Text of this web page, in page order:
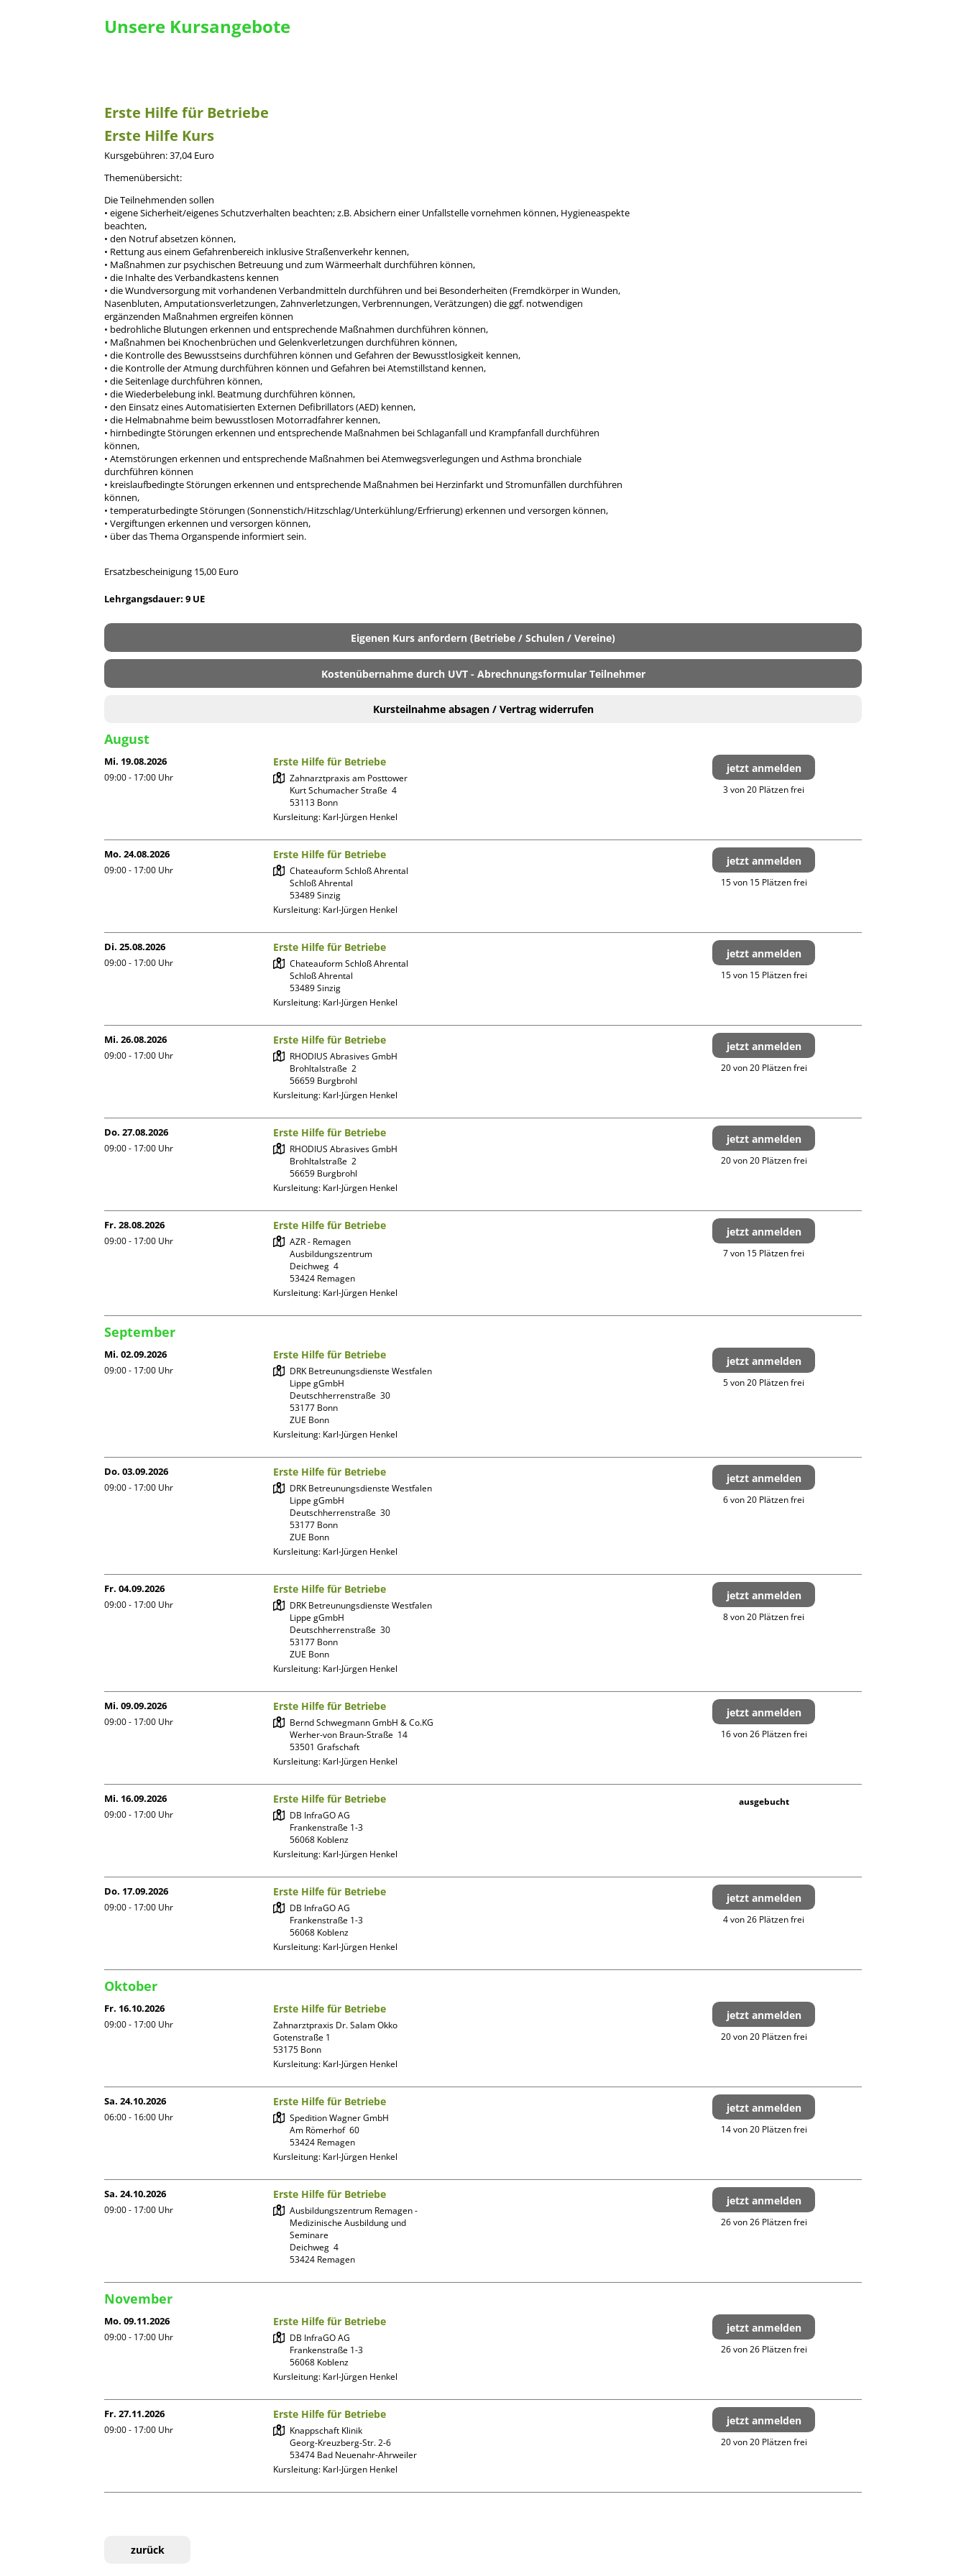
Unsere Kursangebote
Erste Hilfe für Betriebe
Erste Hilfe Kurs
Kursgebühren: 37,04 Euro
Themenübersicht:
Die Teilnehmenden sollen
• eigene Sicherheit/eigenes Schutzverhalten beachten; z.B. Absichern einer Unfallstelle vornehmen können, Hygieneaspekte
beachten,
• den Notruf absetzen können,
• Rettung aus einem Gefahrenbereich inklusive Straßenverkehr kennen,
• Maßnahmen zur psychischen Betreuung und zum Wärmeerhalt durchführen können,
• die Inhalte des Verbandkastens kennen
• die Wundversorgung mit vorhandenen Verbandmitteln durchführen und bei Besonderheiten (Fremdkörper in Wunden,
Nasenbluten, Amputationsverletzungen, Zahnverletzungen, Verbrennungen, Verätzungen) die ggf. notwendigen
ergänzenden Maßnahmen ergreifen können
• bedrohliche Blutungen erkennen und entsprechende Maßnahmen durchführen können,
• Maßnahmen bei Knochenbrüchen und Gelenkverletzungen durchführen können,
• die Kontrolle des Bewusstseins durchführen können und Gefahren der Bewusstlosigkeit kennen,
• die Kontrolle der Atmung durchführen können und Gefahren bei Atemstillstand kennen,
• die Seitenlage durchführen können,
• die Wiederbelebung inkl. Beatmung durchführen können,
• den Einsatz eines Automatisierten Externen Defibrillators (AED) kennen,
• die Helmabnahme beim bewusstlosen Motorradfahrer kennen,
• hirnbedingte Störungen erkennen und entsprechende Maßnahmen bei Schlaganfall und Krampfanfall durchführen
können,
• Atemstörungen erkennen und entsprechende Maßnahmen bei Atemwegsverlegungen und Asthma bronchiale
durchführen können
• kreislaufbedingte Störungen erkennen und entsprechende Maßnahmen bei Herzinfarkt und Stromunfällen durchführen
können,
• temperaturbedingte Störungen (Sonnenstich/Hitzschlag/Unterkühlung/Erfrierung) erkennen und versorgen können,
• Vergiftungen erkennen und versorgen können,
• über das Thema Organspende informiert sein.
Ersatzbescheinigung 15,00 Euro
Lehrgangsdauer: 9 UE
Eigenen Kurs anfordern (Betriebe / Schulen / Vereine)
Kostenübernahme durch UVT - Abrechnungsformular Teilnehmer
Kursteilnahme absagen / Vertrag widerrufen
August
Mi. 19.08.2026
09:00 - 17:00 Uhr
Erste Hilfe für Betriebe
Zahnarztpraxis am Posttower
Kurt Schumacher Straße  4
53113 Bonn
Kursleitung: Karl-Jürgen Henkel
jetzt anmelden
3 von 20 Plätzen frei
Mo. 24.08.2026
09:00 - 17:00 Uhr
Erste Hilfe für Betriebe
Chateauform Schloß Ahrental
Schloß Ahrental
53489 Sinzig
Kursleitung: Karl-Jürgen Henkel
jetzt anmelden
15 von 15 Plätzen frei
Di. 25.08.2026
09:00 - 17:00 Uhr
Erste Hilfe für Betriebe
Chateauform Schloß Ahrental
Schloß Ahrental
53489 Sinzig
Kursleitung: Karl-Jürgen Henkel
jetzt anmelden
15 von 15 Plätzen frei
Mi. 26.08.2026
09:00 - 17:00 Uhr
Erste Hilfe für Betriebe
RHODIUS Abrasives GmbH
Brohltalstraße  2
Kursleitung: Karl-Jürgen Henkel
jetzt anmelden
20 von 20 Plätzen frei
Do. 27.08.2026
09:00 - 17:00 Uhr
Erste Hilfe für Betriebe
RHODIUS Abrasives GmbH
Brohltalstraße  2
Kursleitung: Karl-Jürgen Henkel
jetzt anmelden
20 von 20 Plätzen frei
Fr. 28.08.2026
09:00 - 17:00 Uhr
Erste Hilfe für Betriebe
AZR - Remagen
Ausbildungszentrum
Deichweg  4
53424 Remagen
Kursleitung: Karl-Jürgen Henkel
jetzt anmelden
7 von 15 Plätzen frei
September
Mi. 02.09.2026
09:00 - 17:00 Uhr
Erste Hilfe für Betriebe
DRK Betreunungsdienste Westfalen
Lippe gGmbH
Deutschherrenstraße  30
53177 Bonn
ZUE Bonn
Kursleitung: Karl-Jürgen Henkel
jetzt anmelden
5 von 20 Plätzen frei
Do. 03.09.2026
09:00 - 17:00 Uhr
Erste Hilfe für Betriebe
DRK Betreunungsdienste Westfalen
Lippe gGmbH
Deutschherrenstraße  30
53177 Bonn
ZUE Bonn
Kursleitung: Karl-Jürgen Henkel
jetzt anmelden
6 von 20 Plätzen frei
Fr. 04.09.2026
09:00 - 17:00 Uhr
Erste Hilfe für Betriebe
DRK Betreunungsdienste Westfalen
Lippe gGmbH
Deutschherrenstraße  30
53177 Bonn
ZUE Bonn
Kursleitung: Karl-Jürgen Henkel
jetzt anmelden
8 von 20 Plätzen frei
Mi. 09.09.2026
09:00 - 17:00 Uhr
Erste Hilfe für Betriebe
Bernd Schwegmann GmbH & Co.KG
Werher-von Braun-Straße  14
53501 Grafschaft
Kursleitung: Karl-Jürgen Henkel
jetzt anmelden
16 von 26 Plätzen frei
Mi. 16.09.2026
09:00 - 17:00 Uhr
Erste Hilfe für Betriebe
DB InfraGO AG
Frankenstraße 1-3
56068 Koblenz
Kursleitung: Karl-Jürgen Henkel
ausgebucht
Do. 17.09.2026
09:00 - 17:00 Uhr
Erste Hilfe für Betriebe
DB InfraGO AG
Frankenstraße 1-3
56068 Koblenz
Kursleitung: Karl-Jürgen Henkel
jetzt anmelden
4 von 26 Plätzen frei
Oktober
Fr. 16.10.2026
09:00 - 17:00 Uhr
Erste Hilfe für Betriebe
Zahnarztpraxis Dr. Salam Okko
Gotenstraße 1
53175 Bonn
Kursleitung: Karl-Jürgen Henkel
jetzt anmelden
20 von 20 Plätzen frei
Sa. 24.10.2026
06:00 - 16:00 Uhr
Erste Hilfe für Betriebe
Spedition Wagner GmbH
Am Römerhof  60
53424 Remagen
Kursleitung: Karl-Jürgen Henkel
jetzt anmelden
14 von 20 Plätzen frei
Sa. 24.10.2026
09:00 - 17:00 Uhr
Erste Hilfe für Betriebe
Ausbildungszentrum Remagen -
Medizinische Ausbildung und
Seminare
Deichweg  4
53424 Remagen
jetzt anmelden
26 von 26 Plätzen frei
November
Mo. 09.11.2026
09:00 - 17:00 Uhr
Erste Hilfe für Betriebe
DB InfraGO AG
Frankenstraße 1-3
56068 Koblenz
Kursleitung: Karl-Jürgen Henkel
jetzt anmelden
26 von 26 Plätzen frei
Fr. 27.11.2026
09:00 - 17:00 Uhr
Erste Hilfe für Betriebe
Knappschaft Klinik
Georg-Kreuzberg-Str. 2-6
53474 Bad Neuenahr-Ahrweiler
Kursleitung: Karl-Jürgen Henkel
jetzt anmelden
20 von 20 Plätzen frei
zurück